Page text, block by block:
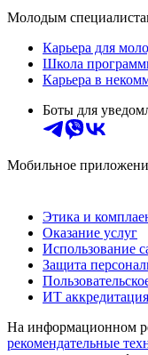
Молодым
Карьера для
Школа
Карьера в
Боты для
Мобильное
Этика и
Оказание услуг
Использование
Защита
ИТ аккредитация
На информационном
рекомендательные